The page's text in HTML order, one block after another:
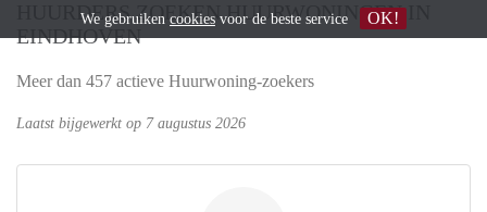
HUURDERS ZOEKEN HUURWONINGEN IN
EINDHOVEN
Meer dan 457 actieve Huurwoning-zoekers
Laatst bijgewerkt op 7 augustus 2026
We gebruiken cookies voor de beste service OK!